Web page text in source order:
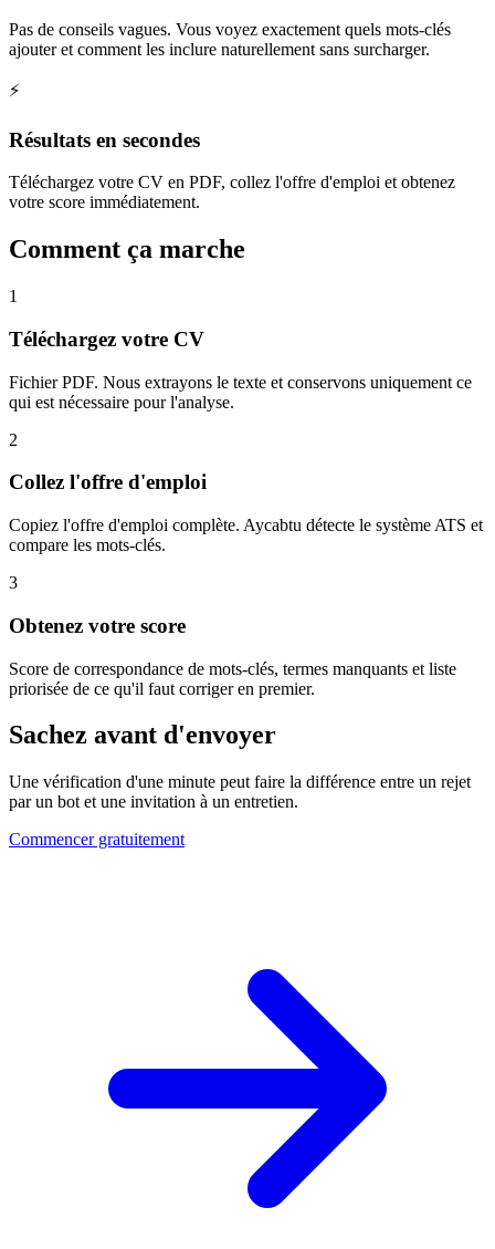
Pas de conseils vagues. Vous voyez exactement quels mots-clés
ajouter et comment les inclure naturellement sans surcharger.
⚡
Résultats en secondes
Téléchargez votre CV en PDF, collez l'offre d'emploi et obtenez
votre score immédiatement.
Comment ça marche
1
Téléchargez votre CV
Fichier PDF. Nous extrayons le texte et conservons uniquement ce
qui est nécessaire pour l'analyse.
2
Collez l'offre d'emploi
Copiez l'offre d'emploi complète. Aycabtu détecte le système ATS et
compare les mots-clés.
3
Obtenez votre score
Score de correspondance de mots-clés, termes manquants et liste
priorisée de ce qu'il faut corriger en premier.
Sachez avant d'envoyer
Une vérification d'une minute peut faire la différence entre un rejet
par un bot et une invitation à un entretien.
Commencer gratuitement